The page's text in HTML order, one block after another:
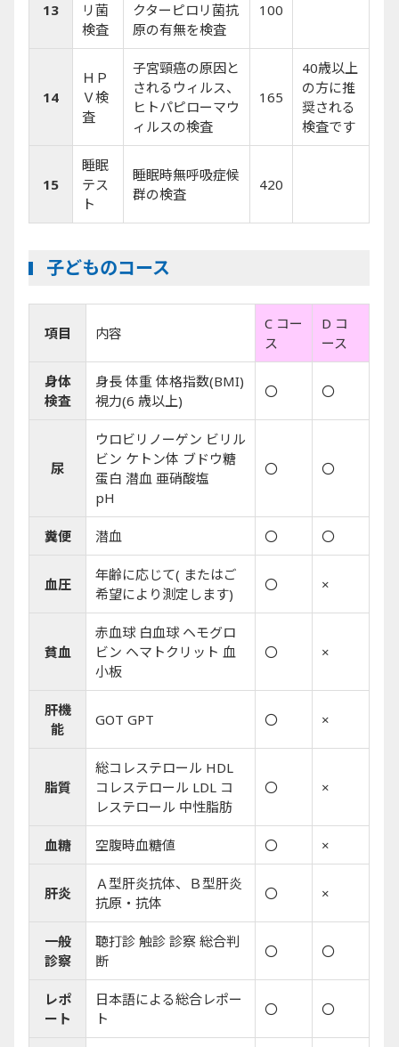
13
リ菌
検査
クターピロリ菌抗
原の有無を検査
100
14
ＨＰ
Ｖ検
査
子宮頸癌の原因と
されるウィルス、
ヒトパピローマウ
ィルスの検査
165
40歳以上
の方に推
奨される
検査です
15
睡眠
テス
ト
睡眠時無呼吸症候
群の検査
420
子どものコース
項目 内容
C コー
ス
D コ
ース
身体
検査
身長 体重 体格指数(BMI)
視力(6 歳以上)
〇 〇
尿
ウロビリノーゲン ビリル
ビン ケトン体 ブドウ糖
蛋白 潜血 亜硝酸塩
pH
〇 〇
糞便 潜血 〇 〇
血圧
年齢に応じて( またはご
希望により測定します)
〇 ×
貧血
赤血球 白血球 ヘモグロ
ビン ヘマトクリット 血
小板
〇 ×
肝機
能
GOT GPT 〇 ×
脂質
総コレステロール HDL
コレステロール LDL コ
レステロール 中性脂肪
〇 ×
血糖 空腹時血糖値 〇 ×
肝炎
Ａ型肝炎抗体、Ｂ型肝炎
抗原・抗体
〇 ×
一般
診察
聴打診 触診 診察 総合判
断
〇 〇
レポ
ート
日本語による総合レポー
ト
〇 〇